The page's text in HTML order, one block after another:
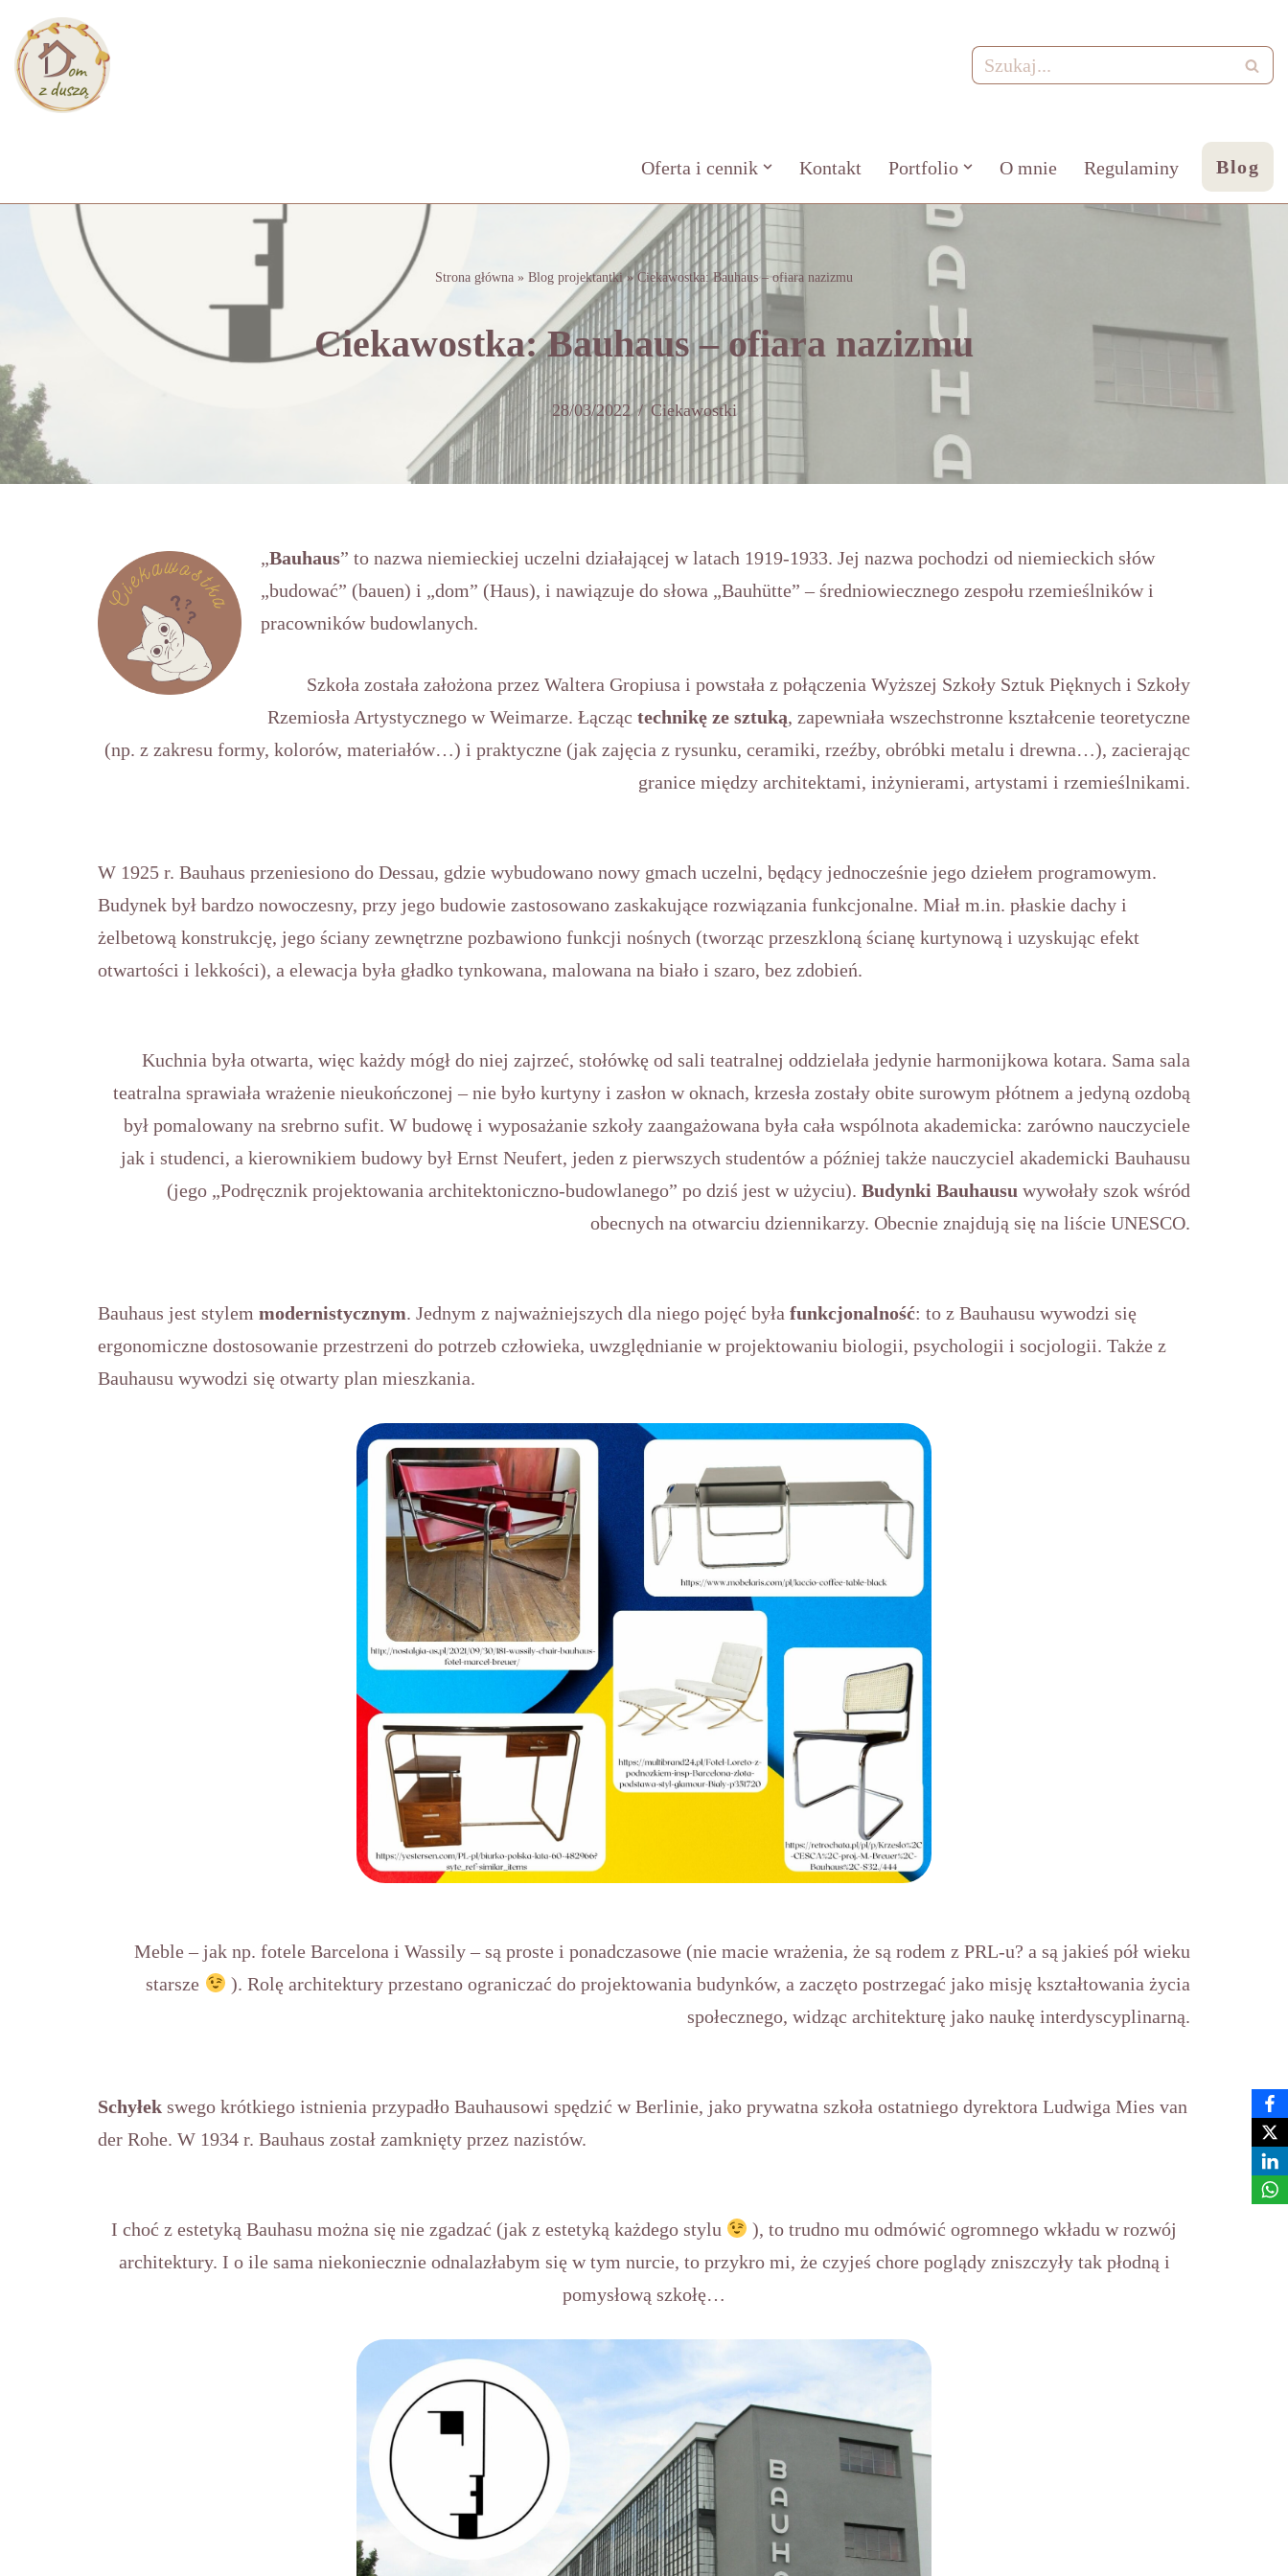
Przejdź
do
Oferta i cennik Kontakt Portfolio O mnie Regulaminy Blog
Strona główna » Blog projektantki» Ciekawostka: Bauhaus – ofiara nazizmu
Ciekawostka: Bauhaus – ofiara nazizmu
28/03/2022 Ciekawostki
„Bauhaus” to nazwa niemieckiej uczelni działającej w latach 1919-1933. Jej nazwa pochodzi od niemieckich słów
„budować” (bauen) i „dom” (Haus), i nawiązuje do słowa „Bauhütte” – średniowiecznego zespołu rzemieślników i
pracowników budowlanych.
Szkoła została założona przez Waltera Gropiusa i powstała z połączenia Wyższej Szkoły Sztuk Pięknych i Szkoły
Rzemiosła Artystycznego w Weimarze. Łącząc technikę ze sztuką, zapewniała wszechstronne kształcenie teoretyczne
(np. z zakresu formy, kolorów, materiałów…) i praktyczne (jak zajęcia z rysunku, ceramiki, rzeźby, obróbki metalu i drewna…), zacierając
granice między architektami, inżynierami, artystami i rzemieślnikami.
W 1925 r. Bauhaus przeniesiono do Dessau, gdzie wybudowano nowy gmach uczelni, będący jednocześnie jego dziełem programowym.
Budynek był bardzo nowoczesny, przy jego budowie zastosowano zaskakujące rozwiązania funkcjonalne. Miał m.in. płaskie dachy i
żelbetową konstrukcję, jego ściany zewnętrzne pozbawiono funkcji nośnych (tworząc przeszkloną ścianę kurtynową i uzyskując efekt
otwartości i lekkości), a elewacja była gładko tynkowana, malowana na biało i szaro, bez zdobień.
Kuchnia była otwarta, więc każdy mógł do niej zajrzeć, stołówkę od sali teatralnej oddzielała jedynie harmonijkowa kotara. Sama sala
teatralna sprawiała wrażenie nieukończonej – nie było kurtyny i zasłon w oknach, krzesła zostały obite surowym płótnem a jedyną ozdobą
był pomalowany na srebrno sufit. W budowę i wyposażanie szkoły zaangażowana była cała wspólnota akademicka: zarówno nauczyciele
jak i studenci, a kierownikiem budowy był Ernst Neufert, jeden z pierwszych studentów a później także nauczyciel akademicki Bauhausu
(jego „Podręcznik projektowania architektoniczno-budowlanego” po dziś jest w użyciu). Budynki Bauhausu wywołały szok wśród
obecnych na otwarciu dziennikarzy. Obecnie znajdują się na liście UNESCO.
Bauhaus jest stylem modernistycznym. Jednym z najważniejszych dla niego pojęć była funkcjonalność: to z Bauhausu wywodzi się
ergonomiczne dostosowanie przestrzeni do potrzeb człowieka, uwzględnianie w projektowaniu biologii, psychologii i socjologii. Także z
Bauhausu wywodzi się otwarty plan mieszkania.
Meble – jak np. fotele Barcelona i Wassily – są proste i ponadczasowe (nie macie wrażenia, że są rodem z PRL-u? a są jakieś pół wieku
starsze
). Rolę architektury przestano ograniczać do projektowania budynków, a zaczęto postrzegać jako misję kształtowania życia
społecznego, widząc architekturę jako naukę interdyscyplinarną.
Schyłek swego krótkiego istnienia przypadło Bauhausowi spędzić w Berlinie, jako prywatna szkoła ostatniego dyrektora Ludwiga Mies van
der Rohe. W 1934 r. Bauhaus został zamknięty przez nazistów.
I choć z estetyką Bauhasu można się nie zgadzać (jak z estetyką każdego stylu
), to trudno mu odmówić ogromnego wkładu w rozwój
architektury. I o ile sama niekoniecznie odnalazłabym się w tym nurcie, to przykro mi, że czyjeś chore poglądy zniszczyły tak płodną i
pomysłową szkołę…